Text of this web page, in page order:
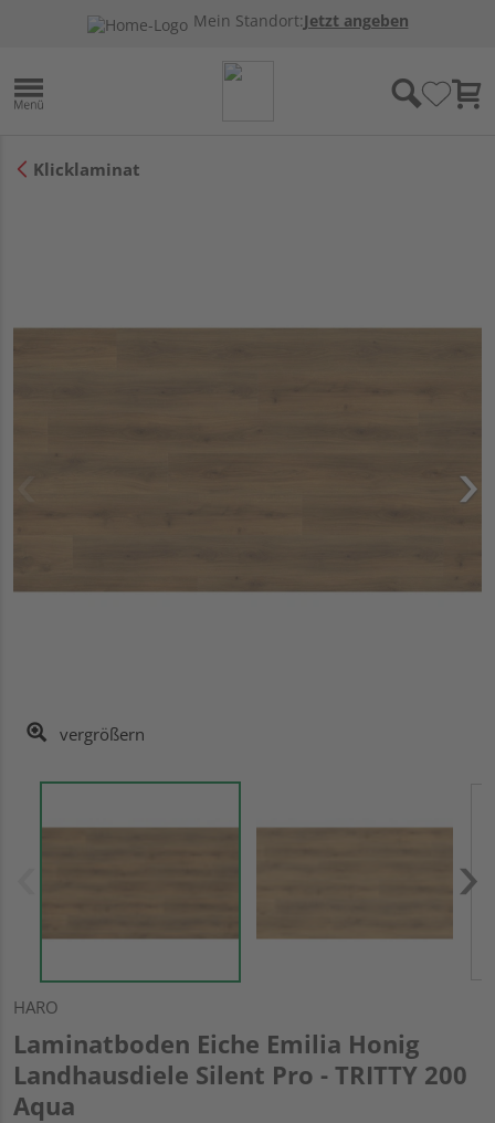
Mein Standort:Jetzt angeben
Klicklaminat
vergrößern
HARO
Laminatboden Eiche Emilia Honig
Landhausdiele Silent Pro - TRITTY 200
Aqua